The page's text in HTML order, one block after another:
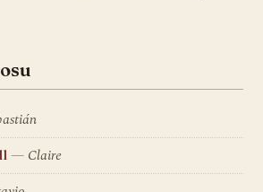
Claire